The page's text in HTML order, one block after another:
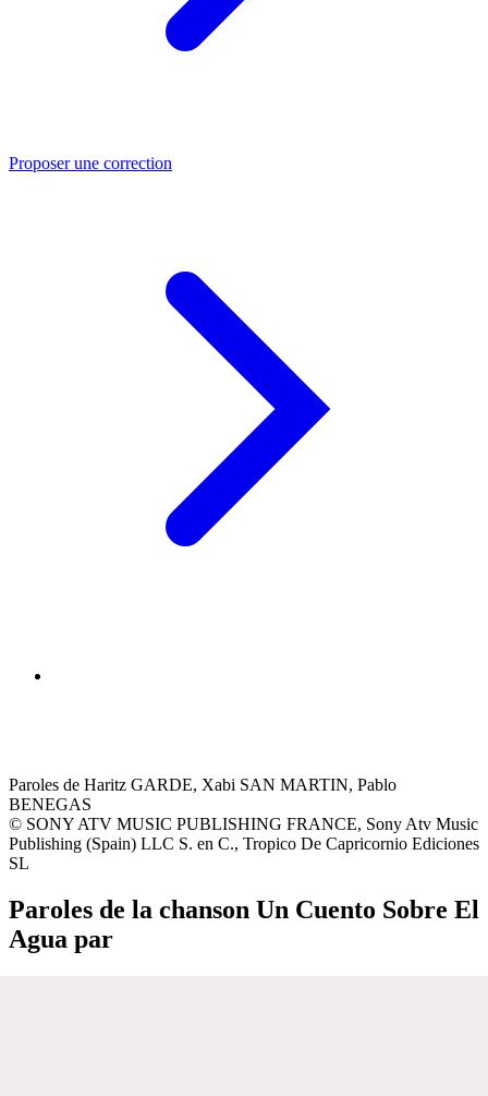
Proposer une correction
Paroles de Haritz GARDE, Xabi SAN MARTIN, Pablo
BENEGAS
© SONY ATV MUSIC PUBLISHING FRANCE, Sony Atv Music
Publishing (Spain) LLC S. en C., Tropico De Capricornio Ediciones
SL
Paroles de la chanson Un Cuento Sobre El
Agua par